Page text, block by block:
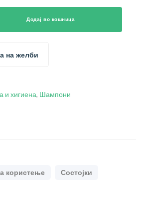
Додај во кошница
на желби
и хигиена, Шампони
користење Состојки